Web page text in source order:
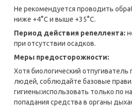
Не рекомендуется проводить
ниже +4°С и выше +35°С.
Период действия репеллента:
при отсутствии осадков.
Меры предосторожности:
Хотябиологический отпугиватель
людей, соблюдайте базовые
гигиены:использовать только по
попадания средства в органы